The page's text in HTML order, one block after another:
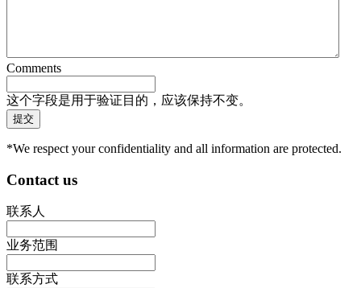
Comments
这个字段是用于验证目的，应该保持不变。
*We respect your confidentiality and all information are protected.
Contact us
联系人
业务范围
联系方式